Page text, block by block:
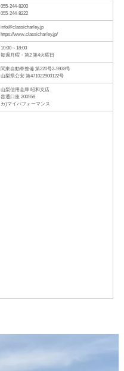
055-244-8200
055-244-8222
info@classicharley.jp
https://www.classicharley.jp/
10:00～18:00
毎週月曜・第2 第4火曜日
関東自動車整備 第220号2-5938号
山梨県公安 第471022900122号
山梨信用金庫 昭和支店
普通口座 200559
カ)マイパフォーマンス